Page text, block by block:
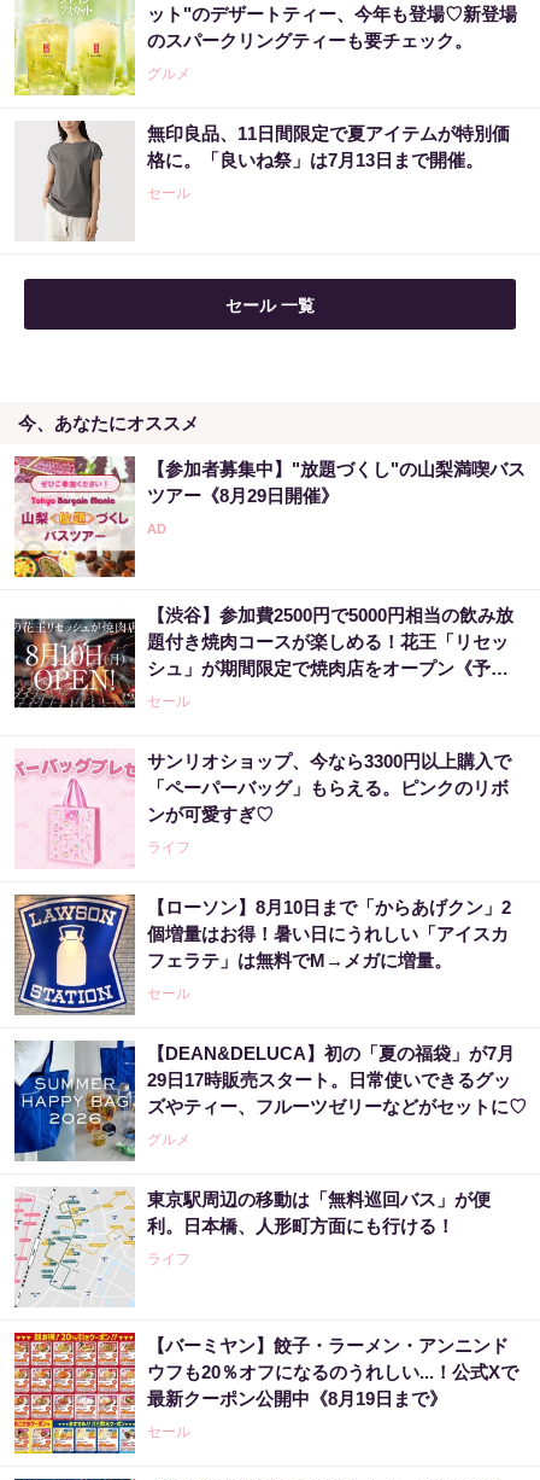
ます
PR（合同会社デジタルファーム ）
【宝くじ買う前に】ここで気づくかどうかで
変わります
PR（合同会社デジタルファーム ）
ット"のデザートティー、今年も登場♡新登場
のスパークリングティーも要チェック。
グルメ
無印良品、11日間限定で夏アイテムが特別価
格に。「良いね祭」は7月13日まで開催。
セール
セール 一覧
今、あなたにオススメ
【参加者募集中】"放題づくし"の山梨満喫バス
ツアー《8月29日開催》
【渋谷】参加費2500円で5000円相当の飲み放
題付き焼肉コースが楽しめる！花王「リセッ
シュ」が期間限定で焼肉店をオープン《予約
受付中》
セール
サンリオショップ、今なら3300円以上購入で
「ペーパーバッグ」もらえる。ピンクのリボ
ンが可愛すぎ♡
ライフ
【ローソン】8月10日まで「からあげクン」2
個増量はお得！暑い日にうれしい「アイスカ
フェラテ」は無料でM→メガに増量。
セール
【DEAN&DELUCA】初の「夏の福袋」が7月
29日17時販売スタート。日常使いできるグッ
ズやティー、フルーツゼリーなどがセットに♡
グルメ
東京駅周辺の移動は「無料巡回バス」が便
利。日本橋、人形町方面にも行ける！
ライフ
【バーミヤン】餃子・ラーメン・アンニンド
ウフも20％オフになるのうれしい...！公式Xで
最新クーポン公開中《8月19日まで》
セール